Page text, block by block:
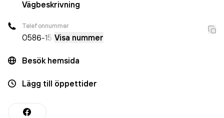
Vägbeskrivning
Telefonnummer
0586-151Visa nummer
Besök hemsida
Lägg till öppettider